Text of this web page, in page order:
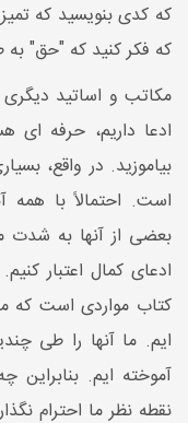
که کدی بنویسید که
که فکر کنید که "حق"
مکاتب و اساتید دیگری
ادعا داریم، حرفه ای
بیاموزید. در واقع،
است. احتمالاً با همه
بعضی از آنها به شدت
ادعای کمال اعتبار
کتاب مواردی است که
ایم. ما آنها را طی
آموخته ایم. بنابراین
نقطه نظر ما احترام